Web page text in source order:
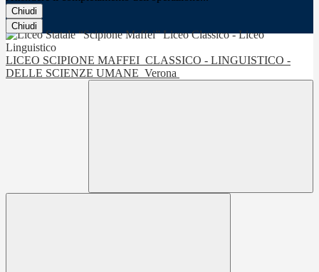
Chiudi
Chiudi
LICEO SCIPIONE MAFFEI CLASSICO - LINGUISTICO -
DELLE SCIENZE UMANE Verona